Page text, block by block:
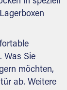
Was Sie
möchten,
ab. Weitere